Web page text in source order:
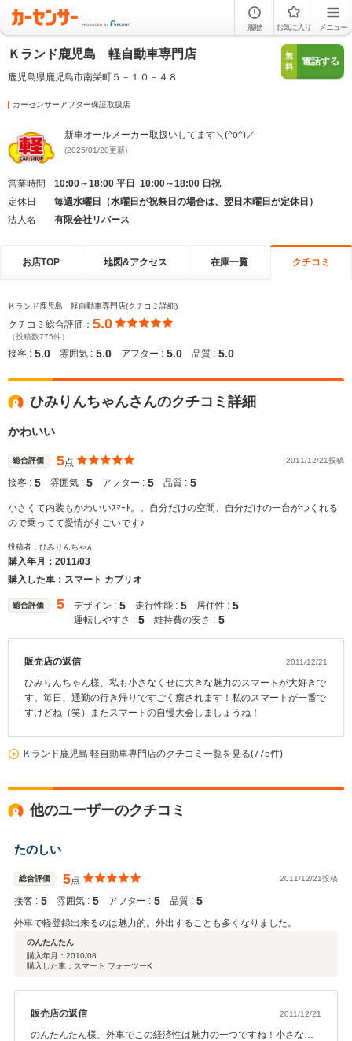
履歴 お気に入り メニュー
Ｋランド鹿児島 軽自動車専門店
鹿児島県鹿児島市南栄町５－１０－４８
無
料
電話する
カーセンサーアフター保証取扱店
新車オールメーカー取扱いしてます＼(^o^)／
(2025/01/20更新)
営業時間
10:00～18:00 平日 10:00～18:00 日祝
定休日
毎週水曜日（水曜日が祝祭日の場合は、翌日木曜日が定休日）
法人名
有限会社リバース
お店TOP 地図&アクセス 在庫一覧 クチコミ
Ｋランド鹿児島 軽自動車専門店(クチコミ詳細)
クチコミ総合評価： 5.0
（投稿数775件）
接客 : 5.0 雰囲気 : 5.0 アフター : 5.0 品質 : 5.0
ひみりんちゃんさんのクチコミ詳細
かわいい
総合評価 5点 2011/12/21投稿
接客 : 5 雰囲気 : 5 アフター : 5 品質 : 5
小さくて内装もかわいいｽﾏｰﾄ。。自分だけの空間、自分だけの一台がつくれる
ので乗ってて愛情がすごいです♪
投稿者：ひみりんちゃん
購入年月： 2011/03
購入した車：スマート カブリオ
総合評価 5 デザイン : 5 走行性能 : 5 居住性 : 5
運転しやすさ : 5 維持費の安さ : 5
販売店の返信 2011/12/21
ひみりんちゃん様、私も小さなくせに大きな魅力のスマートが大好きで
す。毎日、通勤の行き帰りですごく癒されます！私のスマートが一番で
すけどね（笑）またスマートの自慢大会しましょうね！
Ｋランド鹿児島 軽自動車専門店のクチコミ一覧を見る(775件)
他のユーザーのクチコミ
たのしい
総合評価 5点 2011/12/21投稿
接客 : 5 雰囲気 : 5 アフター : 5 品質 : 5
外車で軽登録出来るのは魅力的。外出することも多くなりました。
のんたんたん
購入年月： 2010/08
購入した車：スマート フォーツーK
販売店の返信 2011/12/21
のんたんたん様、外車でこの経済性は魅力の一つですね！小さなく